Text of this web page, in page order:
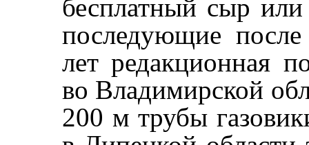
бесплатный сыр
последующие после
лет редакционная
во Владимирской
200 м трубы